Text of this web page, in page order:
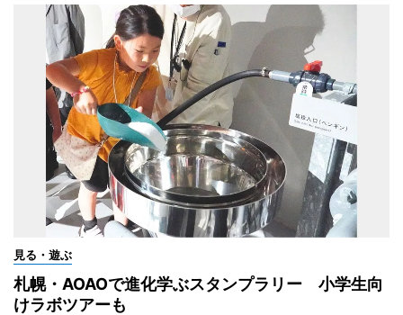
見る・遊ぶ
札幌・AOAOで進化学ぶスタンプラリー 小学生向
けラボツアーも